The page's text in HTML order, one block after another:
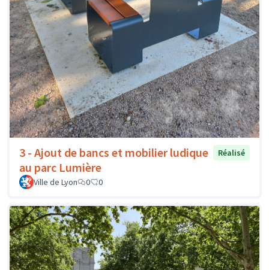
3 - Ajout de bancs et mobilier ludique
au parc Lumière
Réalisé
Ville de Lyon 0 0